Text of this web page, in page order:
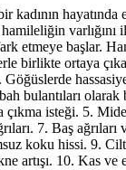
kadının hayatında
varlığını
etmeye başlar.
birlikte ortaya
Göğüslerde
bulantıları
çıkma isteği. 5.
7. Baş
koku hissi. 9.
artışı. 10. Kas ve